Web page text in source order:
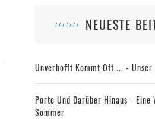
NEUESTE
Unverhofft Kommt Oft ... - Unser
Porto Und Darüber Hinaus - Eine
Sommer